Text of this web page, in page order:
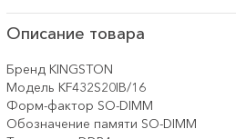
Описание товара
Бренд KINGSTON
Модель KF432S20IB/16
Форм-фактор SO-DIMM
Обозначение памяти SO-DIMM